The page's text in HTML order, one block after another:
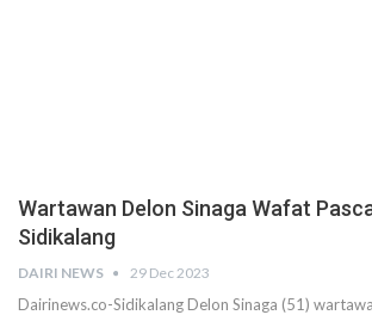
Wartawan Delon Sinaga Wafat
Sidikalang
DAIRI NEWS 29 Dec 2023
Dairinews.co-Sidikalang Delon Sinaga (51)